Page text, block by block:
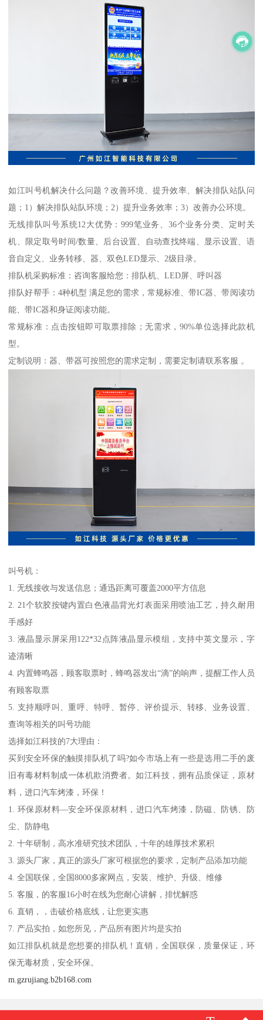
如江叫号机解决什么问题？改善环境、提升效率、解决排队站队问
题；1）解决排队站队环境；2）提升业务效率；3）改善办公环境。
无线排队叫号系统12大优势：999笔业务、36个业务分类、定时关
机、限定取号时间/数量、后台设置、自动查找终端、显示设置、语
音自定义、业务转移、器、双色LED显示、2级目录。
排队机采购标准：咨询客服给您：排队机、LED屏、呼叫器
排队好帮手：4种机型 满足您的需求，常规标准、带IC器、带阅读功
能、带IC器和身证阅读功能。
常规标准：点击按钮即可取票排除；无需求，90%单位选择此款机
型。
定制说明：器、带器可按照您的需求定制，需要定制请联系客服 。
叫号机：
1. 无线接收与发送信息；通迅距离可覆盖2000平方信息
2. 21个软胶按键内置白色液晶背光灯表面采用喷油工艺，持久耐用
手感好
3. 液晶显示屏采用122*32点阵液晶显示模组，支持中英文显示，字
迹清晰
4. 内置蜂鸣器，顾客取票时，蜂鸣器发出“滴”的响声，提醒工作人员
有顾客取票
5. 支持顺呼叫、重呼、特呼、暂停、评价提示、转移、业务设置、
查询等相关的叫号功能
选择如江科技的7大理由：
买到安全环保的触摸排队机了吗?如今市场上有一些是选用二手的废
旧有毒材料制成一体机欺消费者。如江科技，拥有品质保证，原材
料，进口汽车烤漆，环保！
1. 环保原材料—安全环保原材料，进口汽车烤漆，防磁、防锈、防
尘、防静电
2. 十年研制，高水准研究技术团队，十年的雄厚技术累积
3. 源头厂家，真正的源头厂家可根据您的要求，定制产品添加功能
4. 全国联保，全国8000多家网点，安装、维护、升级、维修
5. 客服，的客服16小时在线为您耐心讲解，排忧解惑
6. 直销，，击破价格底线，让您更实惠
7. 产品实拍，如您所见，产品所有图片均是实拍
如江排队机就是您想要的排队机！直销，全国联保，质量保证，环
保无毒材质，安全环保。
m.gzrujiang.b2b168.com